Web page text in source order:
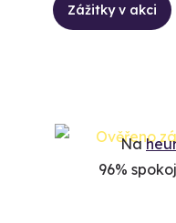
Zážitky v akci
Na
96%